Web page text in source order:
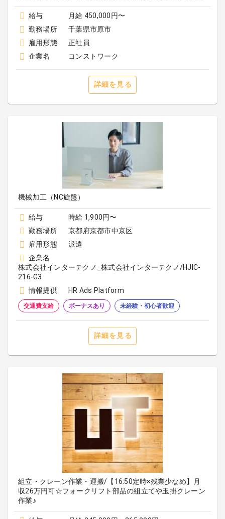
給与
月給 450,000円〜
勤務場所
千葉県市原市
雇用形態
正社員
企業名
コンストワーク
詳細を見る
機械加工（NC旋盤）
給与
時給 1,900円〜
勤務場所
京都府京都市中京区
雇用形態
派遣
企業名
株式会社インターテクノ_株式会社インターテクノ/HJIC-
216-G3
情報提供
HR Ads Platform
交通費支給 ボーナスあり 未経験・初心者歓迎
詳細を見る
組立・クレーン作業・運搬/【16:50定時×残業少なめ】月
収26万円可☆フォークリフト部品の組立てや玉掛クレーン
作業♪